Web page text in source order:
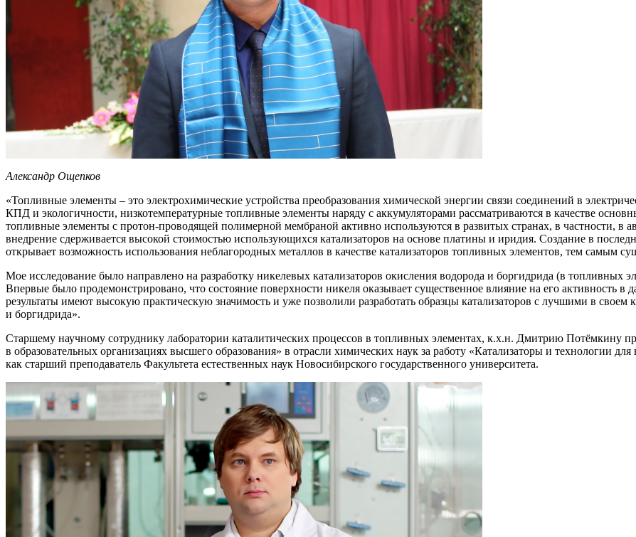
Александр Ощепков
«Топливные элементы – это электрохимические устройства преобразования химической энергии связи соединений в
КПД и экологичности, низкотемпературные топливные элементы наряду с аккумуляторами рассматриваются в качестве
топливные элементы с протон-проводящей полимерной мембраной активно используются в развитых странах, в частности, в
внедрение сдерживается высокой стоимостью использующихся катализаторов на основе платины и иридия. Создание в
открывает возможность использования неблагородных металлов в качестве катализаторов топливных элементов, тем самым
Мое исследование было направлено на разработку никелевых катализаторов окисления водорода и боргидрида (в топливных
Впервые было продемонстрировано, что состояние поверхности никеля оказывает существенное влияние на его активность
результаты имеют высокую практическую значимость и уже позволили разработать образцы катализаторов с лучшими в своем
и боргидрида».
Старшему научному сотруднику лаборатории каталитических процессов в топливных элементах, к.х.н. Дмитрию Потёмкину
в образовательных организациях высшего образования» в отрасли химических наук за работу «Катализаторы и технологии
как старший преподаватель Факультета естественных наук Новосибирского государственного университета.